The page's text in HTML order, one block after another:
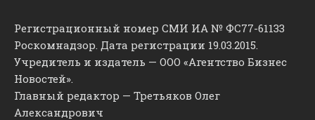
Регистрационный номер СМИ ИА № ФС77-61133
Роскомнадзор. Дата регистрации 19.03.2015.
Учредитель и издатель — ООО «Агентство Бизнес
Новостей».
Главный редактор — Третьяков Олег
Александрович